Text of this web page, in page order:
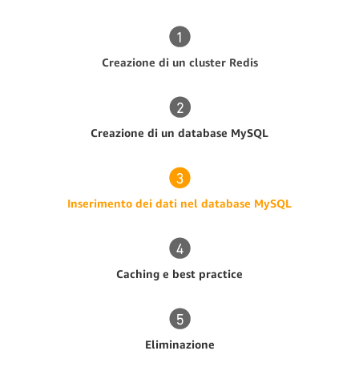
Creazione di un cluster Redis
Creazione di un database MySQL
Inserimento dei dati nel database MySQL
Caching e best practice
Eliminazione